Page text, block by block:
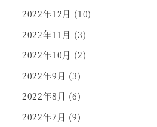
2022年12月 (10)
2022年11月 (3)
2022年10月 (2)
2022年9月 (3)
2022年8月 (6)
2022年7月 (9)